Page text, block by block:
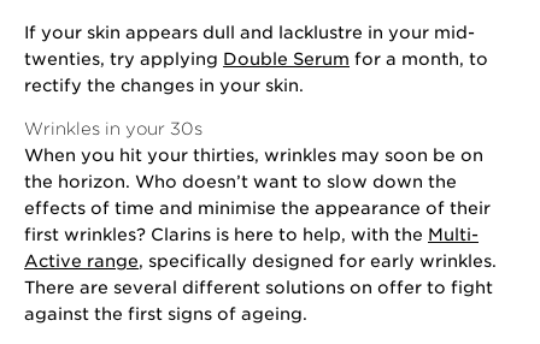
If your skin appears dull and lacklustre in your mid-
twenties, try applying Double Serum for a month, to
rectify the changes in your skin.
Wrinkles in your 30s
When you hit your thirties, wrinkles may soon be on
the horizon. Who doesn’t want to slow down the
effects of time and minimise the appearance of their
first wrinkles? Clarins is here to help, with the Multi-
Active range, specifically designed for early wrinkles.
There are several different solutions on offer to fight
against the first signs of ageing.